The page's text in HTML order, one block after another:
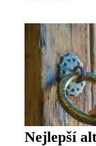
Nejlepší